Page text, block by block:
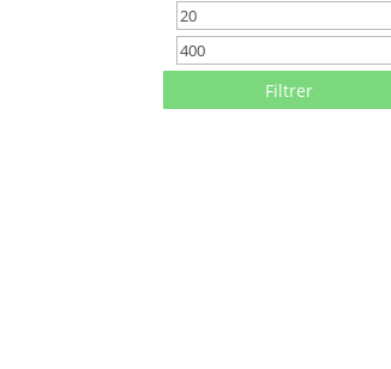
Prix
min
Filtrer